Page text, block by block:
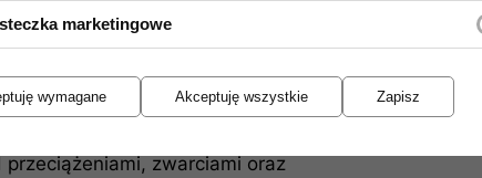
panelu oraz wysokiej jakości
dostosowanie urządzenia do
zwarciami oraz
marketingowe
wymagane Akceptuję wszystkie Zapisz